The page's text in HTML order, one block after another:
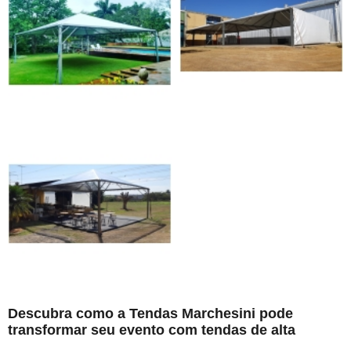
Descubra como a Tendas Marchesini pode
transformar seu evento com tendas de alta